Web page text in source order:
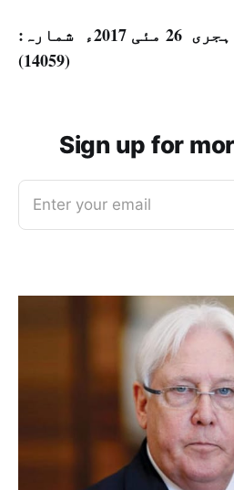
جمعہ 30 شعبان 1438 ہجری ­ 26 مئی 2017ء شمارہ:
(14059)
Sign up for
Enter your email